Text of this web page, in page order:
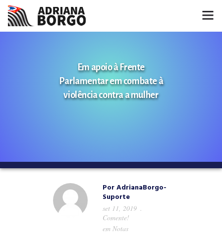
CONHEÇA A ADRIANA
Em apoio à Frente
Parlamentar em combate à
violência contra a mulher
PorAdrianaBorgo-
Suporte
set 11, 2019
Comente!
em Notas